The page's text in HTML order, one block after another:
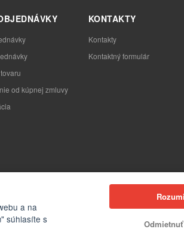
od kúpnej zmluvy
KONTAKTY
Kontakty
Kontaktný formulár
a na
súhlasíte s